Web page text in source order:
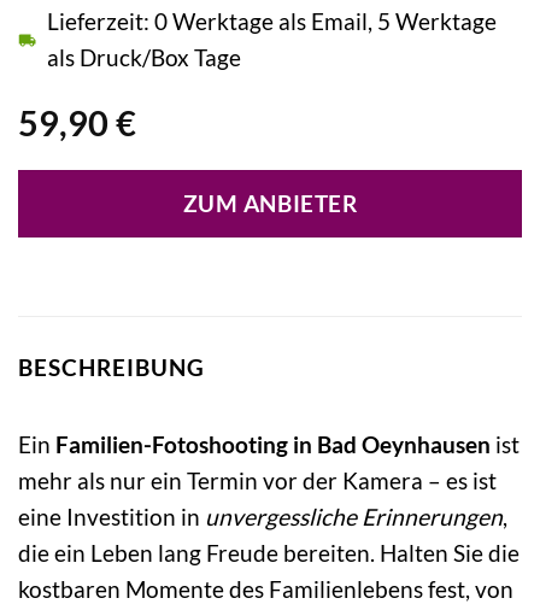
59,90 €
Lieferzeit: 0 Werktage als Email, 5 Werktage
als Druck/Box Tage
ZUM ANBIETER
BESCHREIBUNG
Ein Familien-Fotoshooting in Bad Oeynhausen ist
mehr als nur ein Termin vor der Kamera – es ist
eine Investition in unvergessliche Erinnerungen,
die ein Leben lang Freude bereiten. Halten Sie die
kostbaren Momente des Familienlebens fest, von